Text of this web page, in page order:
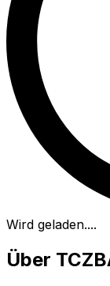
Wird geladen....
Über